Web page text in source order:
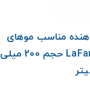
مناسب موهای
معمولی لافارر LaFarrerr حجم 200 میلی